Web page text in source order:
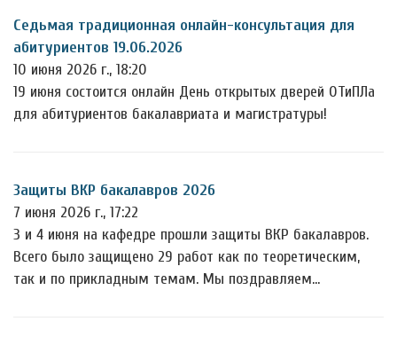
Седьмая традиционная онлайн-консультация для
абитуриентов 19.06.2026
10 июня 2026 г., 18:20
19 июня состоится онлайн День открытых дверей ОТиПЛа
для абитуриентов бакалавриата и магистратуры!
Защиты ВКР бакалавров 2026
7 июня 2026 г., 17:22
3 и 4 июня на кафедре прошли защиты ВКР бакалавров.
Всего было защищено 29 работ как по теоретическим,
так и по прикладным темам. Мы поздравляем…